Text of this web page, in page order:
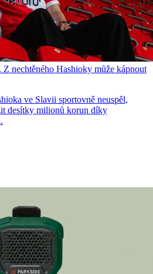
nechtěného Hashioky může kápnout
ve Slavii sportovně neuspěl,
desítky milionů korun díky